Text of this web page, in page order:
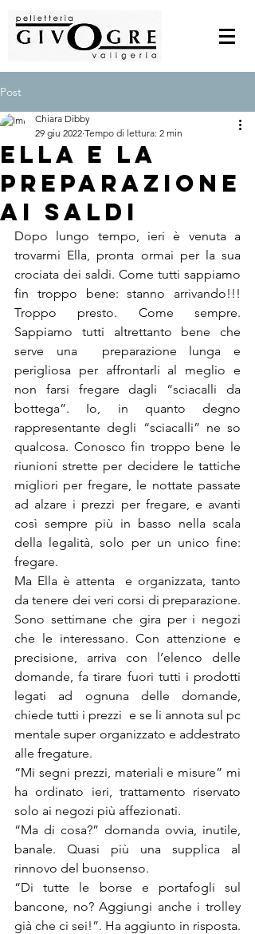
Post
Ella e la
preparazione
ai saldi
Chiara Dibby
29 giu 2022 Tempo di lettura: 2 min
Dopo lungo tempo, ieri è venuta a
trovarmi Ella, pronta ormai per la sua
crociata dei saldi. Come tutti sappiamo
fin troppo bene: stanno arrivando!!!
Troppo presto. Come sempre.
Sappiamo tutti altrettanto bene che
serve una  preparazione lunga e
perigliosa per affrontarli al meglio e
non farsi fregare dagli “sciacalli da
bottega”. Io, in quanto degno
rappresentante degli “sciacalli” ne so
qualcosa. Conosco fin troppo bene le
riunioni strette per decidere le tattiche
migliori per fregare, le nottate passate
ad alzare i prezzi per fregare, e avanti
così sempre più in basso nella scala
della legalità, solo per un unico fine:
fregare.
Ma Ella è attenta  e organizzata, tanto
da tenere dei veri corsi di preparazione.
Sono settimane che gira per i negozi
che le interessano. Con attenzione e
precisione, arriva con l’elenco delle
domande, fa tirare fuori tutti i prodotti
legati ad ognuna delle domande,
chiede tutti i prezzi  e se li annota sul pc
mentale super organizzato e addestrato
alle fregature.
“Mi segni prezzi, materiali e misure” mi
ha ordinato ieri, trattamento riservato
solo ai negozi più affezionati.
“Ma di cosa?” domanda ovvia, inutile,
banale. Quasi più una supplica al
rinnovo del buonsenso.
“Di tutte le borse e portafogli sul
bancone, no? Aggiungi anche i trolley
già che ci sei!”. Ha aggiunto in risposta.